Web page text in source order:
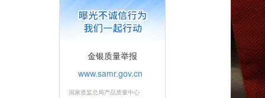
金银质量举报
www.samr.gov.cn
国家质监总局产品质量中心